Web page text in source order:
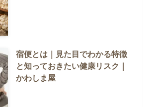
宿便とは｜見た目でわかる特徴
と知っておきたい健康リスク｜
かわしま屋